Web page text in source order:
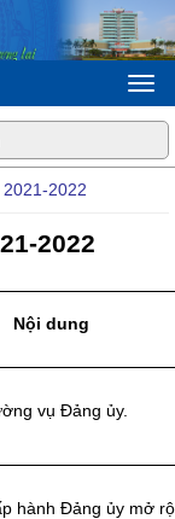
2022
2022
Nội dung
vụ Đảng ủy.
hành Đảng ủy mở